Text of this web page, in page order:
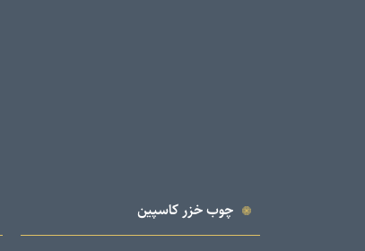
چوب خزر کاسپین